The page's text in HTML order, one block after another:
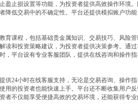
盈止损设置等功能，为投资者提供高效操作环境
降低交易中的不确定性。平台还提供模拟账户功
育课程，包括基础贵金属知识、交易技巧、风险
读和投资策略建议，为投资者提供决策参考。通
，平台设有专业客服团队，提供在线咨询和操作
供24小时在线客服支持，无论是交易咨询、操作
用的投资者也能快速上手。平台还不断收集用户
不仅能享受便捷高效的交易环境，还能获得专业